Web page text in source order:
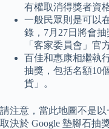
有權取消得獎者資格
一般民眾則是可以
錄，7月27日將會
「客家委員會」官
百佳和惠康相繼執
抽獎，包括名額10
貨」。
請注意，當此地圖不是
取決於 Google 墊腳石抽